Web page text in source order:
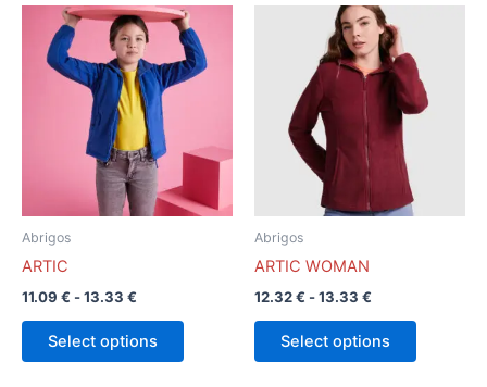
Abrigos
ARTIC
11.09 € -13.33 €
Rango
de
precios:
desde
11.09 €
hasta
13.33 €
Select options
Este
producto
tiene
Las
opciones
se
de
Abrigos
ARTIC WOMAN
12.32€ -13.33 €
Rango
de
precios:
desde
12.32 €
hasta
13.33 €
Select options
tiene
múltiples
de